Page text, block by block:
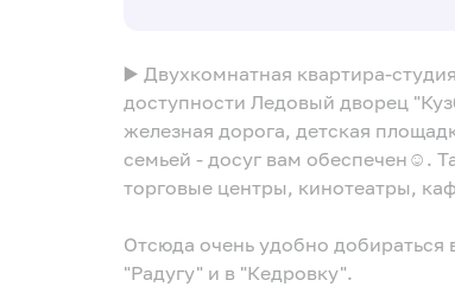
▶️ Двухкомнатная квартира-
доступности Ледовый дворец
железная дорога, детская
семьей - досуг вам обеспечен☺.
торговые центры, кинотеатры,
Отсюда очень удобно
"Радугу" и в "Кедровку".